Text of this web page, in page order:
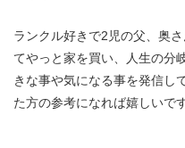
ランクル好きで2児の父、奥
てやっと家を買い、人生の分
きな事や気になる事を発信し
た方の参考になれば嬉しいで